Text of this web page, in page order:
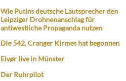
Wie Putins deutsche Lautsprecher den
Leipziger Drohnenanschlag für
antiwestliche Propaganda nutzen
Die 542. Cranger Kirmes hat begonnen
Eivør live in Münster
Der Ruhrpilot